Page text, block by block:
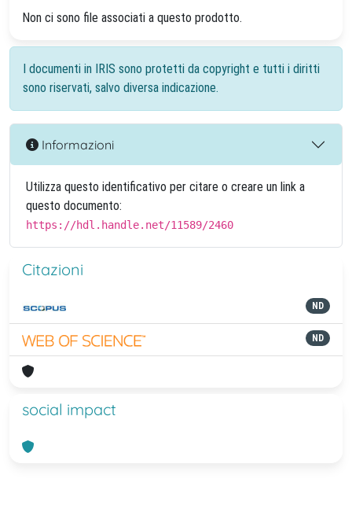
Non ci sono file associati a questo prodotto.
I documenti in IRIS sono protetti da copyright e tutti i diritti
sono riservati, salvo diversa indicazione.
Informazioni
Utilizza questo identificativo per citare o creare un link a
questo documento:
https://hdl.handle.net/11589/2460
Citazioni
ND
ND
social impact